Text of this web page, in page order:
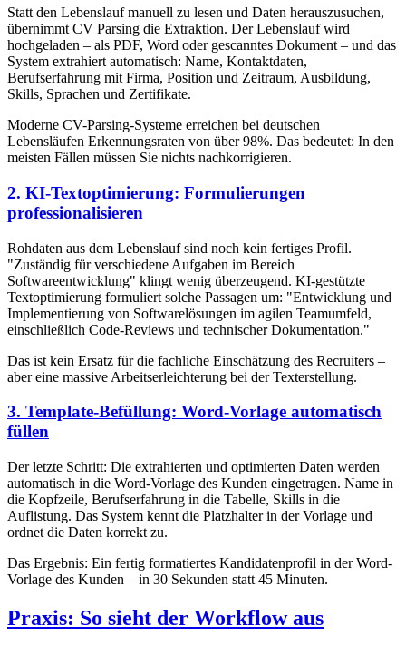
Statt den Lebenslauf manuell zu lesen und Daten herauszusuchen,
übernimmt CV Parsing die Extraktion. Der Lebenslauf wird
hochgeladen – als PDF, Word oder gescanntes Dokument – und das
System extrahiert automatisch: Name, Kontaktdaten,
Berufserfahrung mit Firma, Position und Zeitraum, Ausbildung,
Skills, Sprachen und Zertifikate.
Moderne CV-Parsing-Systeme erreichen bei deutschen
Lebensläufen Erkennungsraten von über 98%. Das bedeutet: In den
meisten Fällen müssen Sie nichts nachkorrigieren.
2. KI-Textoptimierung: Formulierungen
professionalisieren
Rohdaten aus dem Lebenslauf sind noch kein fertiges Profil.
"Zuständig für verschiedene Aufgaben im Bereich
Softwareentwicklung" klingt wenig überzeugend. KI-gestützte
Textoptimierung formuliert solche Passagen um: "Entwicklung und
Implementierung von Softwarelösungen im agilen Teamumfeld,
einschließlich Code-Reviews und technischer Dokumentation."
Das ist kein Ersatz für die fachliche Einschätzung des Recruiters –
aber eine massive Arbeitserleichterung bei der Texterstellung.
3. Template-Befüllung: Word-Vorlage automatisch
füllen
Der letzte Schritt: Die extrahierten und optimierten Daten werden
automatisch in die Word-Vorlage des Kunden eingetragen. Name in
die Kopfzeile, Berufserfahrung in die Tabelle, Skills in die
Auflistung. Das System kennt die Platzhalter in der Vorlage und
ordnet die Daten korrekt zu.
Das Ergebnis: Ein fertig formatiertes Kandidatenprofil in der Word-
Vorlage des Kunden – in 30 Sekunden statt 45 Minuten.
Praxis: So sieht der Workflow aus